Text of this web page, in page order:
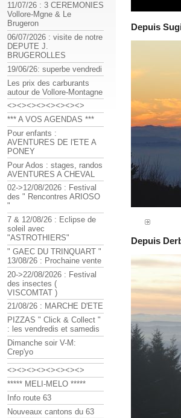
Depuis
Depuis
11/07/26 : 3 CEREMONIES
Vollore-Mgne & Le
Brugeron
06/07/2026 : visite de notre
DEPUTE J.
BRUGEROLLES
19/06/26: superbe vendredi
Les prix des carburants
autour de Vollore-Montagne
<><><><><><><><>
*** A VOS AGENDAS ***
Pour enfants :
AVENTURES DE l'ETE A
PONEY
Pour Ados : stages, randos
AVENTURES A CHEVAL
02->12/08/2026 : Festival
des " Rencontres ARIOSO
"
7 & 12/08/26 : Eclipse de
soleil avec
"ASTROTHIERS"
" GAEC DU TRINQUART "
13/08/26 : Prochaine vente
20->22/08/2026 : Festival
des insectes (
VISCOMTAT )
21/08/26 : MARCHE D'ETE
PIZZAS " Click & Collect "
: les vendredis et samedis
Dimanche soir V-M:
Crep'yo
<><><><><><><><>
***** MELI-MELO *****
Info route 63
Nouveaux cantons du 63